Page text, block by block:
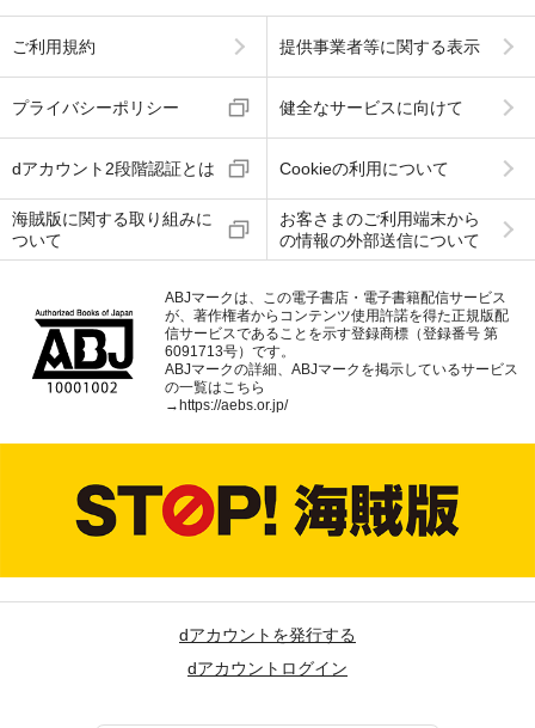
ご利用規約 提供事業者等に関する表示
プライバシーポリシー 健全なサービスに向けて
dアカウント2段階認証とは Cookieの利用について
海賊版に関する取り組みに
ついて
お客さまのご利用端末から
の情報の外部送信について
ABJマークは、この電子書店・電子書籍配信サービス
が、著作権者からコンテンツ使用許諾を得た正規版配
信サービスであることを示す登録商標（登録番号 第
6091713号）です。
ABJマークの詳細、ABJマークを掲示しているサービス
の一覧はこちら
→https://aebs.or.jp/
dアカウントを発行する
dアカウントログイン